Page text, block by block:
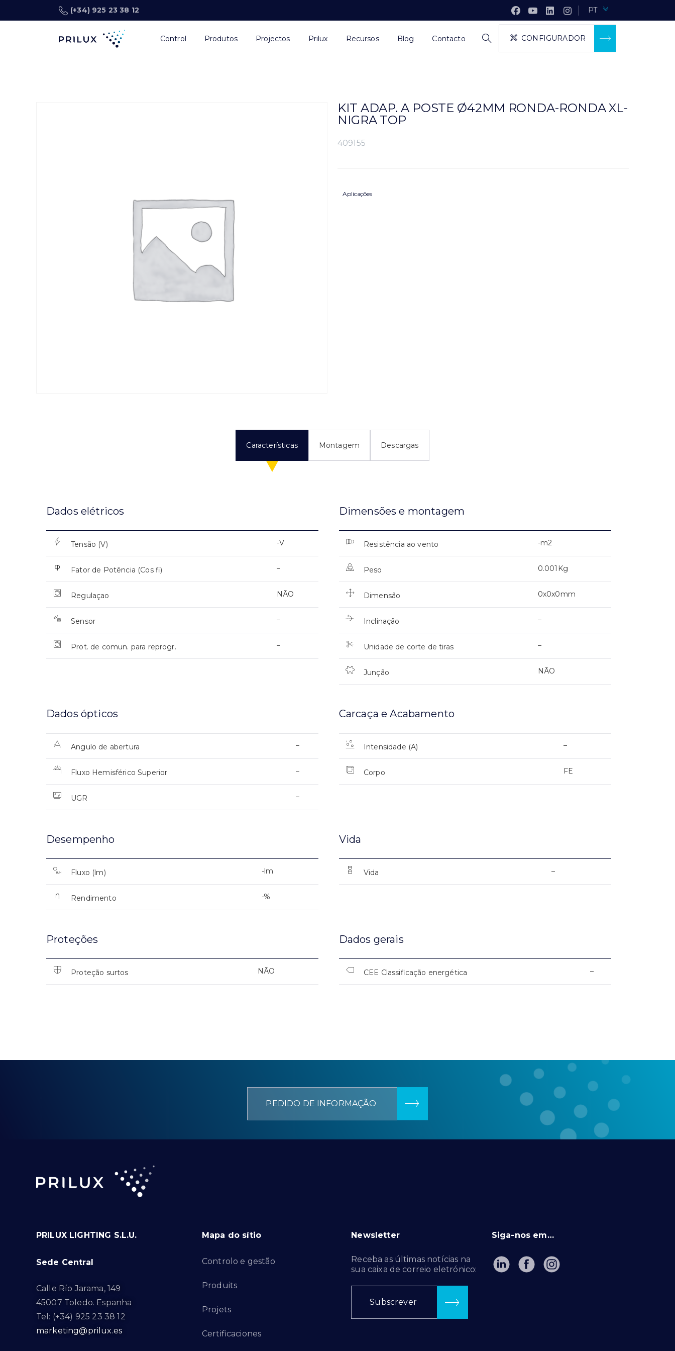
(+34) 925 23 38 12 PT
Control Produtos Projectos Prilux Recursos Blog Contacto CONFIGURADOR
KIT ADAP. A POSTE Ø42MM RONDA-RONDA XL-
NIGRA TOP
409155
Aplicações
Características Montagem Descargas
Dados elétricos
Tensão (V) -V
Fator de Potência (Cos fi) –
Regulaçao NÃO
Sensor –
Prot. de comun. para reprogr. –
Dimensões e montagem
Resistência ao vento -m2
Peso 0.001Kg
Dimensão 0x0x0mm
Inclinação –
Unidade de corte de tiras –
Junção NÃO
Dados ópticos
Angulo de abertura –
Fluxo Hemisférico Superior –
UGR –
Carcaça e Acabamento
Intensidade (A) –
Corpo FE
Desempenho
Fluxo (lm) -lm
Rendimento -%
Vida
Vida –
Proteções
Proteção surtos NÃO
Dados gerais
CEE Classificação energética –
PEDIDO DE INFORMAÇÃO
PRILUX LIGHTING S.L.U.
Sede Central
Calle Río Jarama, 149
45007 Toledo. Espanha
Tel: (+34) 925 23 38 12
marketing@prilux.es
Mapa do sítio
Controlo e gestão
Produits
Projets
Certificaciones
Newsletter
Receba as últimas notícias na
sua caixa de correio eletrónico:
Subscrever
Siga-nos em…